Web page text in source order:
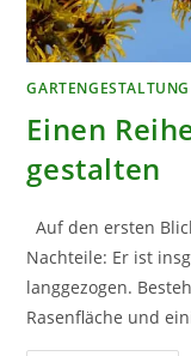
GARTENGESTALTUNG
Einen
gestalten
Auf den ersten
Nachteile: Er ist
langgezogen.
Rasenfläche und